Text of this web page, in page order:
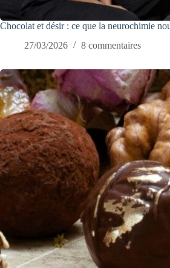
Chocolat et désir : ce que la neurochimie
27/03/2026
8 commentaires